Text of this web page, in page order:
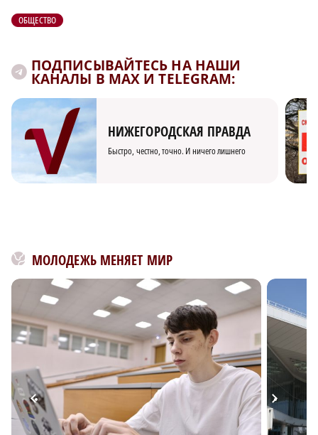
ОБЩЕСТВО
ПОДПИСЫВАЙТЕСЬ НА НАШИ
КАНАЛЫ В MAX И TELEGRAM:
НИЖЕГОРОДСКАЯ ПРАВДА
Быстро, честно, точно. И ничего лишнего
МОЛОДЕЖЬ МЕНЯЕТ МИР